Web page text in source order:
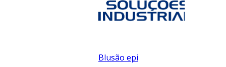
Blusão epi